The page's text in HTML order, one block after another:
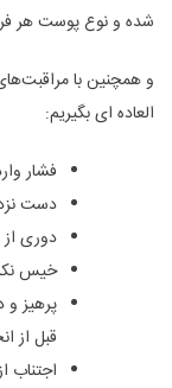
شده و نوع پوست هر
و همچنین با
العاده ای بگیریم:
فشار
دست
دوری
خیس
قبل از
اجتناب